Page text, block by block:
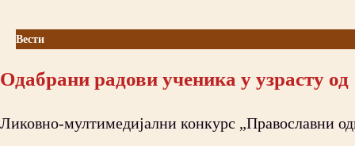
Вести
Одабрани радови ученика у узрасту од
Ликовнo-мултимедијални конкурс „Православни